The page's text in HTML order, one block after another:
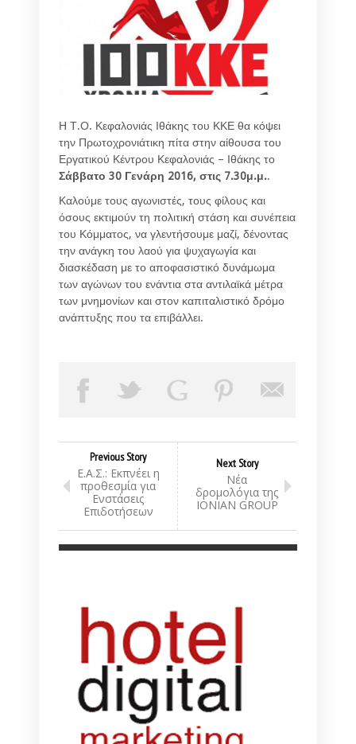
Η Τ.Ο. Κεφαλονιάς Ιθάκης του ΚΚΕ θα κόψει
την Πρωτοχρονιάτικη πίτα στην αίθουσα του
Εργατικού Κέντρου Κεφαλονιάς – Ιθάκης το
Σάββατο 30 Γενάρη 2016, στις 7.30μ.μ..
Καλούμε τους αγωνιστές, τους φίλους και
όσους εκτιμούν τη πολιτική στάση και συνέπεια
του Κόμματος, να γλεντήσουμε μαζί, δένοντας
την ανάγκη του λαού για ψυχαγωγία και
διασκέδαση με το αποφασιστικό δυνάμωμα
των αγώνων του ενάντια στα αντιλαϊκά μέτρα
των μνημονίων και στον καπιταλιστικό δρόμο
ανάπτυξης που τα επιβάλλει.
Previous Story
E.A.Σ.: Εκπνέει η
προθεσμία για
Eνστάσεις
Επιδοτήσεων
Next Story
Νέα
δρομολόγια της
IONIAN GROUP